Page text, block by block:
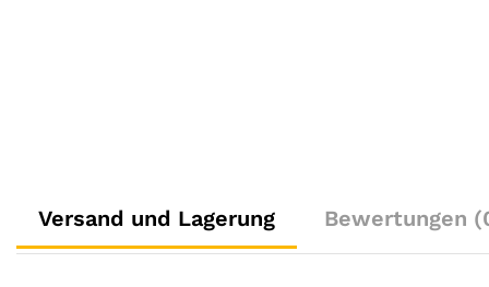
Versand und Lagerung Bewertungen